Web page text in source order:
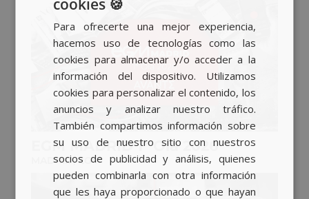
EGM MADRID 1ª Ola 2026
MADRID,EGM
BASQUE
ENGLISH
cookies 🍪
Para ofrecerte una mejor experiencia,
hacemos uso de tecnologías como las
cookies para almacenar y/o acceder a la
información del dispositivo. Utilizamos
cookies para personalizar el contenido, los
anuncios y analizar nuestro tráfico.
También compartimos información sobre
su uso de nuestro sitio con nuestros
socios de publicidad y análisis, quienes
pueden combinarla con otra información
que les haya proporcionado o que hayan